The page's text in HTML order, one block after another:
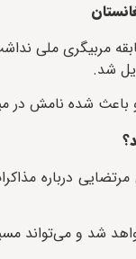
مربیگری ملی
شد.
باعث شده نامش در
درباره
شد و می‌تواند